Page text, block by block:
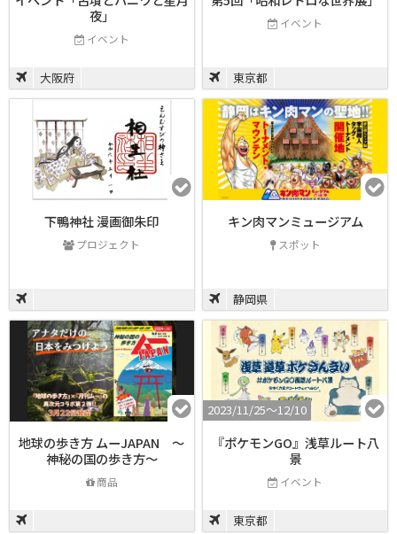
夜」
イベント
大阪府
イベント
東京都
下鴨神社 漫画御朱印
プロジェクト
キン肉マンミュージアム
スポット
静岡県
地球の歩き方 ムーJAPAN ～
神秘の国の歩き方～
商品
2023/11/25〜12/10
『ポケモンGO』浅草ルート八
景
イベント
東京都